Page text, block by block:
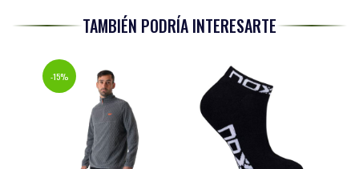
TAMBIÉN PODRÍA INTERESARTE
-15%